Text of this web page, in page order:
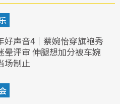
好声音4｜蔡婉怡穿旗袍秀
晕评审 伸腿想加分被车婉
场制止